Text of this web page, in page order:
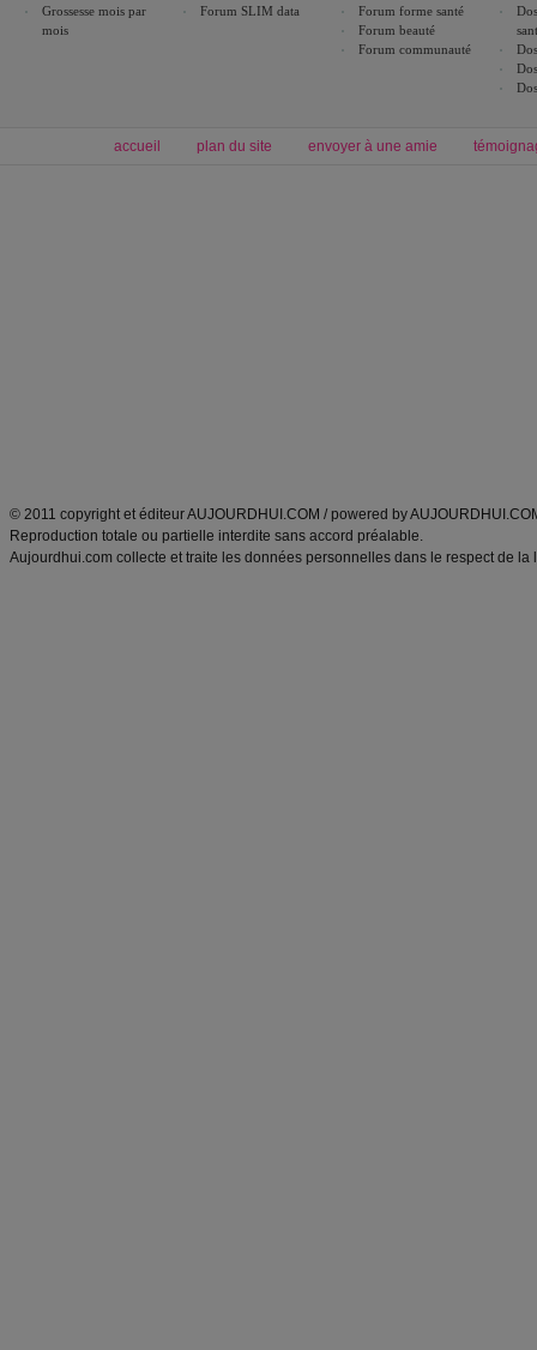
Grossesse mois par
mois
Forum SLIM data
Forum forme santé
Forum beauté
Forum communauté
accueil plan du site envoyer à une amie
© 2011 copyright et éditeur AUJOURDHUI.COM / powered by
Reproduction totale ou partielle interdite sans accord préalable.
Aujourdhui.com collecte et traite les données personnelles dans le respect de